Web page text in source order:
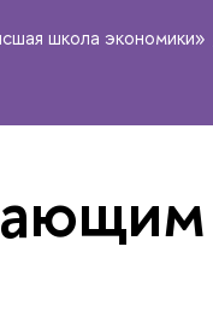
школа экономики»